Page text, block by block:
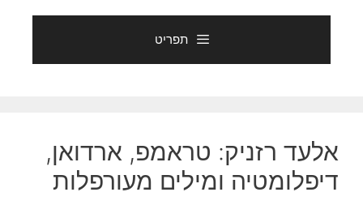
תפריט
אלעד רזניק: טראמפ, ארדואן,
דיפלומטיה ומילים מעורפלות